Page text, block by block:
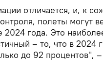
отличается, и, к
полеты могут
2024 года. Это
– то, что в 2024
до 92 процентов",